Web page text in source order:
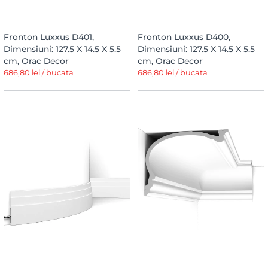
Fronton Luxxus D401,
Dimensiuni: 127.5 X 14.5 X 5.5
cm, Orac Decor
686,80 lei / bucata
Fronton Luxxus D400,
Dimensiuni: 127.5 X 14.5 X 5.5
cm, Orac Decor
686,80 lei / bucata